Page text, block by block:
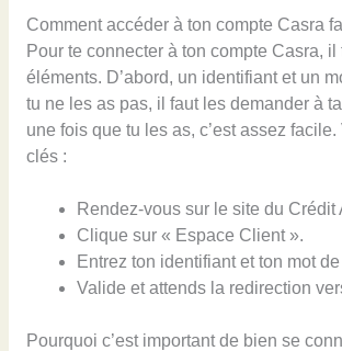
Comment accéder à ton compte Casra
Pour te connecter à ton compte Casra,
éléments. D’abord, un identifiant et un
tu ne les as pas, il faut les demander à
une fois que tu les as, c’est assez
clés :
Rendez-vous sur le site du Crédit
Clique sur « Espace Client ».
Entrez ton identifiant et ton mot
Valide et attends la redirection
Pourquoi c’est important de bien se